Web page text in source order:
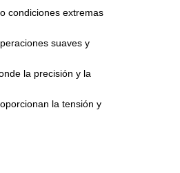
condiciones extremas
suaves y
la precisión y la
la tensión y